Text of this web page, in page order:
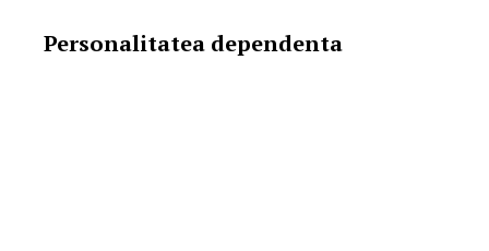
Personalitatea dependenta